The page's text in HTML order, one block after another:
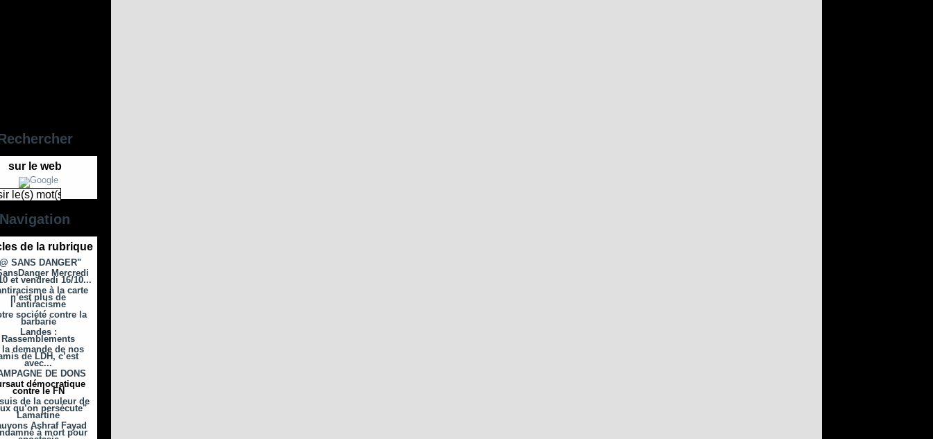
sur le web
Navigation
de la rubrique
SANS DANGER"
Mercredi
et vendredi 16/10...
à la carte
n’est plus de
l’antiracisme
société contre la
barbarie
Landes :
Rassemblements
la demande de nos
de LDH, c’est
avec...
DE DONS
démocratique
contre le FN
de la couleur de
qu’on persécute"
Lamartine
Ashraf Fayad
à mort pour